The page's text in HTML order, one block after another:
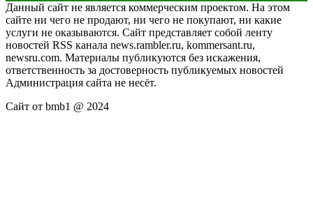
Данный сайт не является коммерческим проектом. На этом
сайте ни чего не продают, ни чего не покупают, ни какие
услуги не оказываются. Сайт представляет собой ленту
новостей RSS канала news.rambler.ru, kommersant.ru,
newsru.com. Материалы публикуются без искажения,
ответственность за достоверность публикуемых новостей
Администрация сайта не несёт.
Сайт от bmb1 @ 2024